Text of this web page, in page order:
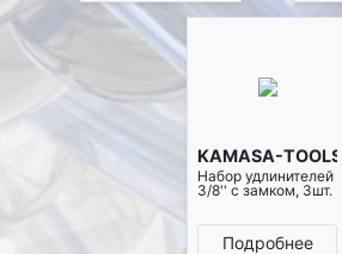
KAMASA-TOOLS
Набор удлинителей
3/8'' с замком, 3шт.
Подробнее